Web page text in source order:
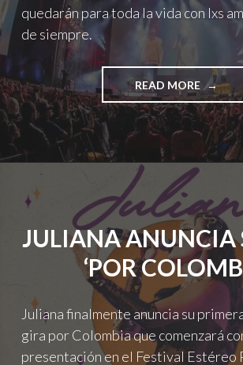
quedarán para toda la vida con lxs
de siempre.
READ MORE
KEVIN
SU
RAYO
JULIANA ANUNCIA
‘POR
Juliana finalmente anuncia su
gira por Colombia que comenzará
presentación en el Festival Estéreo